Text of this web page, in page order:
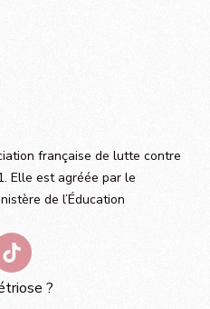
française de lutte contre
Elle est agréée par le
de l’Éducation
?